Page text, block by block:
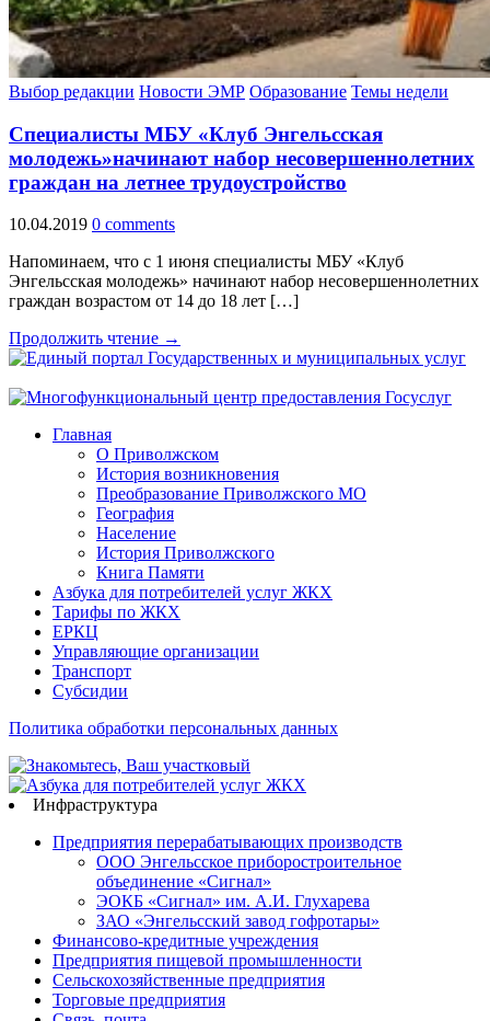
Выбор редакции Новости ЭМР Образование Темы недели
Специалисты МБУ «Клуб Энгельсская
молодежь»начинают набор несовершеннолетних
граждан на летнее трудоустройство
10.04.2019 0 comments
Напоминаем, что с 1 июня специалисты МБУ «Клуб
Энгельсская молодежь» начинают набор несовершеннолетних
граждан возрастом от 14 до 18 лет […]
Продолжить чтение →
Главная
О Приволжском
История возникновения
Преобразование Приволжского МО
География
Население
История Приволжского
Книга Памяти
Азбука для потребителей услуг ЖКХ
Тарифы по ЖКХ
ЕРКЦ
Управляющие организации
Транспорт
Субсидии
Политика обработки персональных данных
Инфраструктура
Предприятия перерабатывающих производств
ООО Энгельсское приборостроительное
объединение «Сигнал»
ЭОКБ «Сигнал» им. А.И. Глухарева
ЗАО «Энгельсский завод гофротары»
Финансово-кредитные учреждения
Предприятия пищевой промышленности
Сельскохозяйственные предприятия
Торговые предприятия